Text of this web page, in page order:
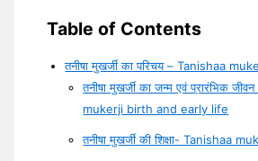
Table of Contents
तनीषा मुखर्जी का परिचय – Tanishaa
तनीषा मुखर्जी का जन्म एवं प्रारंभिक
mukerji birth and early life
तनीषा मुखर्जी की शिक्षा- Tanishaa